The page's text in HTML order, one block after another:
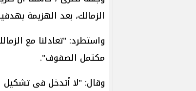
الزمالك، بعد الهزيمة
واستطرد: "تعادلنا مع
مكتمل الصفوف".
وقال: "لا أتدخل فى تشكيل